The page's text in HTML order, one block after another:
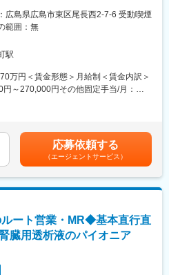
修があり知識・技術の向上など教育制
としてのキャ
会社です。
ト！！
業界のビジネスマンとして、そして信
長することのできる環境です。
与や給与などでしっかり努力の報わ
す。
ー様と連携した上で、ご利用者様に福
りますので、ユーザーや関係者と長
なります。
広島県広島市東区尾長西2-7-6 受動喫煙
範囲：無
駅
万円＜賃金形態＞月給制＜賃金内訳＞
～270,000円その他固定手当/月：
補足＞■昇給：あり ※1月あたり1,000
績）■賞与：あり ※年2回 計 3.00ヶ月
応じた報酬（その他加算）がありま
はそれ以上）■モデル年収：500万
円/36歳（入社6年目）賃金はあくま
を通じて上下する可能性がありま
含めた表記です。
応募依頼する
（エージェントサービス）
ルート営業・MR◆基本直行直
臓用透析液のパイオニア